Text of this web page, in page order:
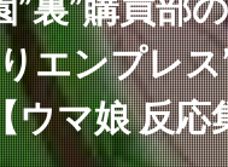
裏”購買部
エンプレ
ウマ娘 反応